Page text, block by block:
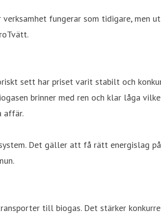
fungerar som tidigare, men
sett har priset varit stabilt och
brinner med ren och klar låga
affär.
Det gäller att få rätt energislag
till biogas. Det stärker